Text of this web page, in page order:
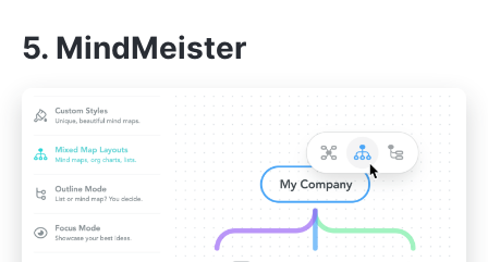
5. MindMeister